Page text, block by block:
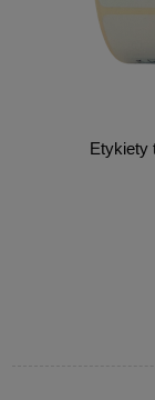
Etykiety